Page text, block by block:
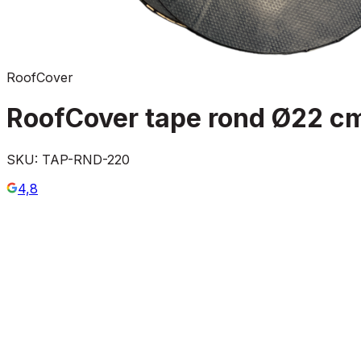
RoofCover
RoofCover tape rond Ø22
SKU: TAP-RND-220
4,8